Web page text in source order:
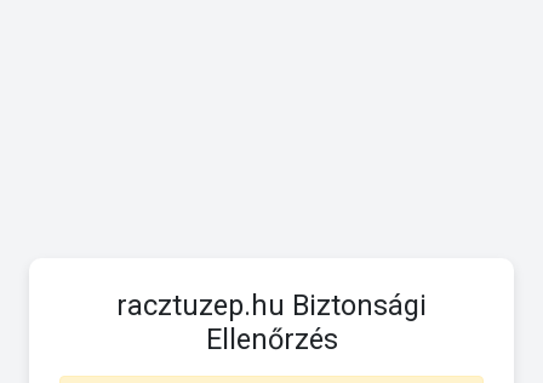
racztuzep.hu Biztonsági
Ellenőrzés